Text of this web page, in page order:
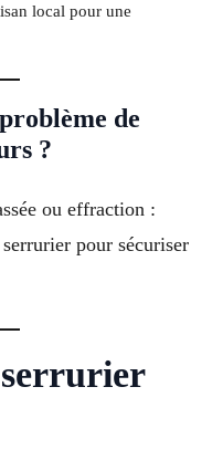
local pour une
de
?
ou effraction :
pour sécuriser